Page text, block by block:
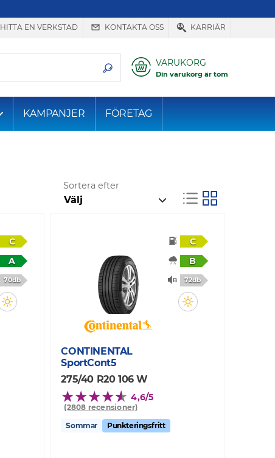
HITTA EN VERKSTAD KONTAKTA OSS KARRIÄR
VARUKORG
Din varukorg är tom
KAMPANJER FÖRETAG
Sortera efter
C
A
70db
C
B
72db
CONTINENTAL
SportCont5
275/40 R20 106 W
4,6/5
(2808 recensioner)
Sommar
Punkteringsfritt